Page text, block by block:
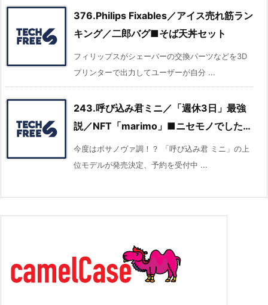
376.Philips Fixables／アイス売れ筋ラン
キング／二郎バグ■そば天丼セット
フィリップスがシェーバーの交換パーツなどを3D
プリンターで出力してユーザーが自分 ...
243.呼び込み君ミニ／「週休3日」最強
説／NFT「marimo」■ニセモノでした…
今度はボサノヴァ調！？ 「呼び込み君 ミニ」の上
位モデルが発売決定、予約を受付中 ...